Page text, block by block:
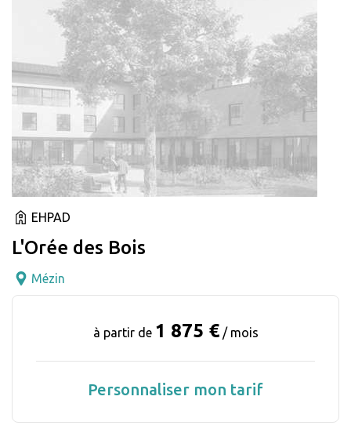
EHPAD
L'Orée des Bois
Mézin
à partir de 1 875 € / mois
Personnaliser mon tarif